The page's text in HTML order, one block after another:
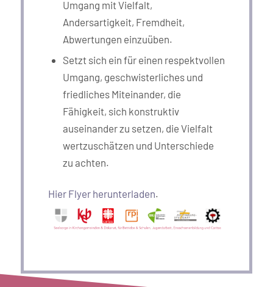
Umgang mit Vielfalt,
Andersartigkeit, Fremdheit,
Abwertungen einzuüben.
Setzt sich ein für einen respektvollen
Umgang, geschwisterliches und
friedliches Miteinander, die
Fähigkeit, sich konstruktiv
auseinander zu setzen, die Vielfalt
wertzuschätzen und Unterschiede
zu achten.
Hier Flyer herunterladen.